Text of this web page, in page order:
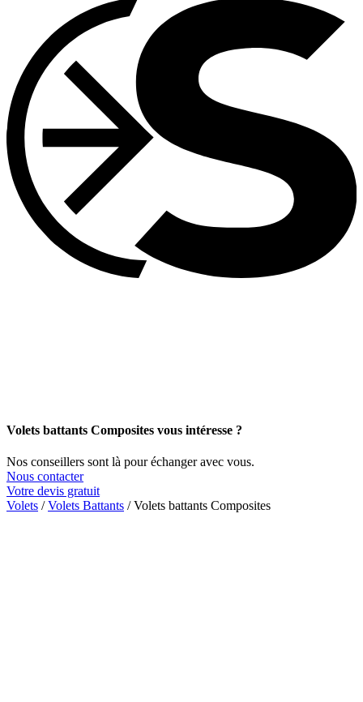
Volets battants Composites vous intéresse ?
Nos conseillers sont là pour échanger avec vous.
Nous contacter
Votre devis gratuit
Volets / Volets Battants / Volets battants Composites